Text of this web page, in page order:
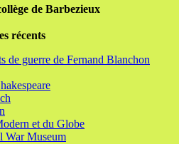
de Barbezieux
récents
de guerre de Fernand Blanchon
et du Globe
War Museum